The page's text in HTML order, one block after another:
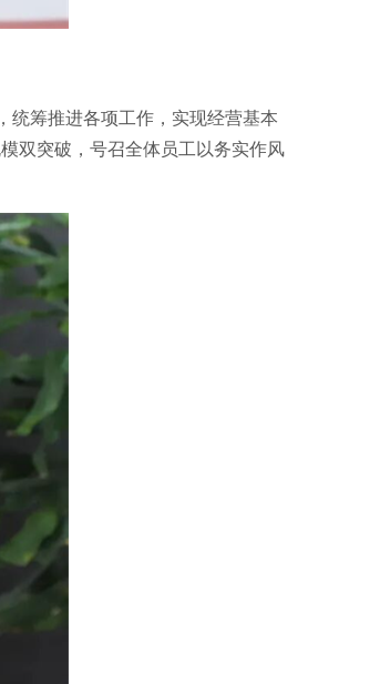
统筹推进各项工作，实现经营基本
双突破，号召全体员工以务实作风